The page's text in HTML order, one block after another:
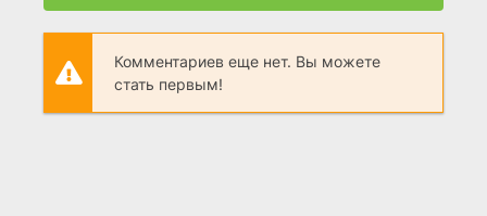
Комментариев еще нет. Вы можете
стать первым!